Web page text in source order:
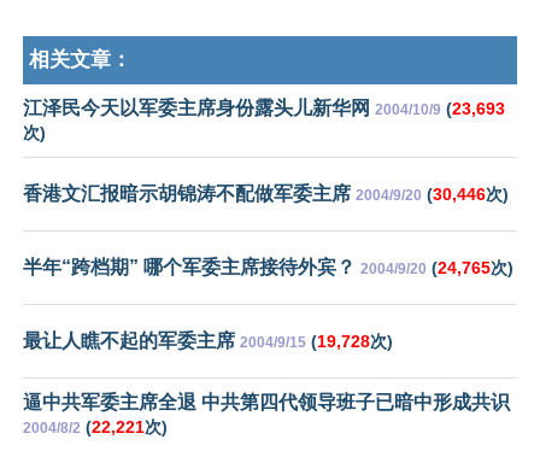
相关文章：
江泽民今天以军委主席身份露头儿新华网 2004/10/9 (23,693
次)
香港文汇报暗示胡锦涛不配做军委主席 2004/9/20 (30,446次)
半年“跨档期” 哪个军委主席接待外宾？ 2004/9/20 (24,765次)
最让人瞧不起的军委主席 2004/9/15 (19,728次)
逼中共军委主席全退 中共第四代领导班子已暗中形成共识
2004/8/2 (22,221次)